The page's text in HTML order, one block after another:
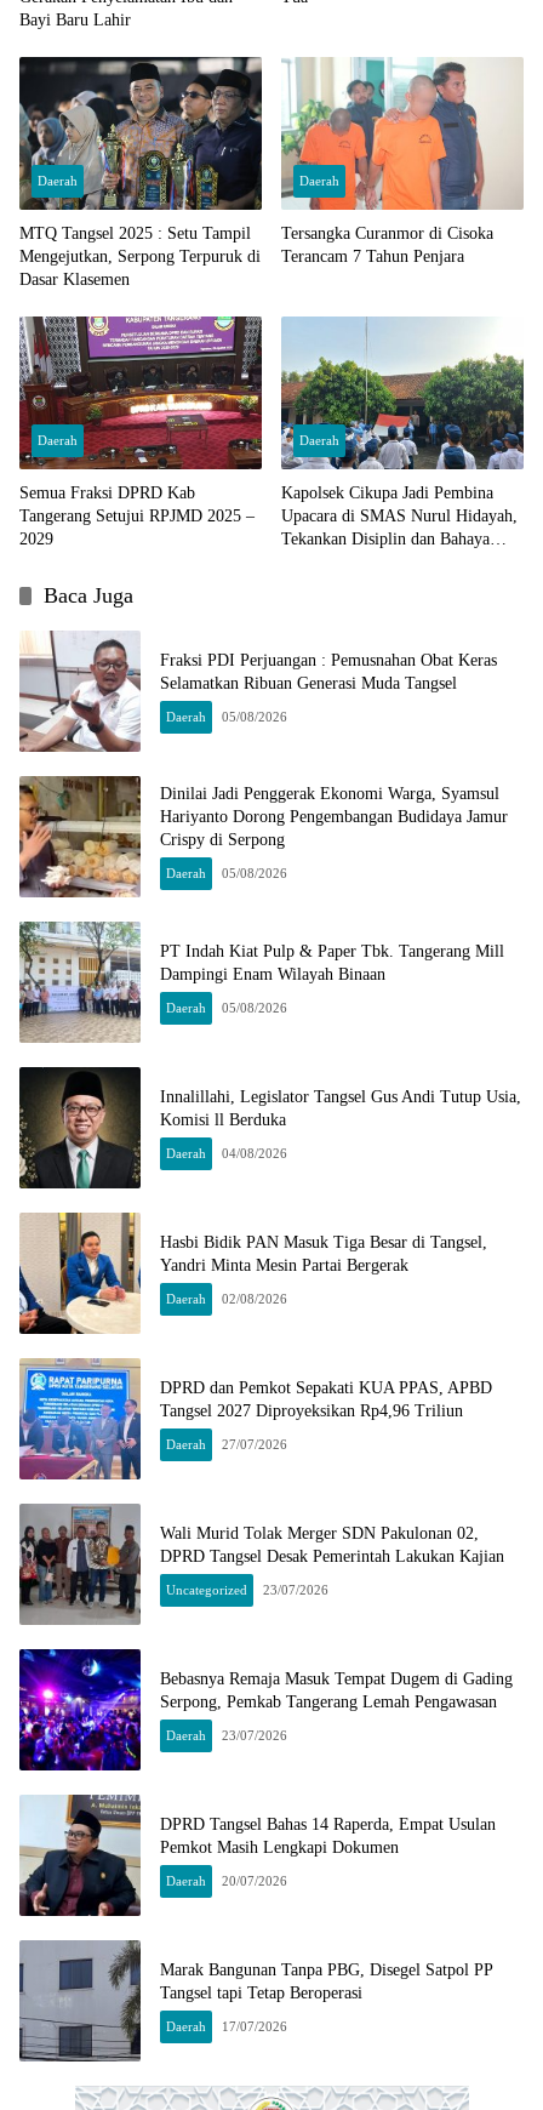
Bayi Baru Lahir
Daerah
MTQ Tangsel 2025 : Setu Tampil
Mengejutkan, Serpong Terpuruk di
Dasar Klasemen
Daerah
Tersangka Curanmor di Cisoka
Terancam 7 Tahun Penjara
Daerah
Semua Fraksi DPRD Kab
Tangerang Setujui RPJMD 2025 –
2029
Daerah
Kapolsek Cikupa Jadi Pembina
Upacara di SMAS Nurul Hidayah,
Tekankan Disiplin dan Bahaya
Baca Juga
Fraksi PDI Perjuangan : Pemusnahan Obat Keras
Selamatkan Ribuan Generasi Muda Tangsel
Daerah 05/08/2026
Dinilai Jadi Penggerak Ekonomi Warga, Syamsul
Hariyanto Dorong Pengembangan Budidaya Jamur
Crispy di Serpong
Daerah 05/08/2026
PT Indah Kiat Pulp & Paper Tbk. Tangerang Mill
Dampingi Enam Wilayah Binaan
Daerah 05/08/2026
Innalillahi, Legislator Tangsel Gus Andi Tutup Usia,
Komisi ll Berduka
Daerah 04/08/2026
Hasbi Bidik PAN Masuk Tiga Besar di Tangsel,
Yandri Minta Mesin Partai Bergerak
Daerah 02/08/2026
DPRD dan Pemkot Sepakati KUA PPAS, APBD
Tangsel 2027 Diproyeksikan Rp4,96 Triliun
Daerah 27/07/2026
Wali Murid Tolak Merger SDN Pakulonan 02,
DPRD Tangsel Desak Pemerintah Lakukan Kajian
Uncategorized 23/07/2026
Bebasnya Remaja Masuk Tempat Dugem di Gading
Serpong, Pemkab Tangerang Lemah Pengawasan
Daerah 23/07/2026
DPRD Tangsel Bahas 14 Raperda, Empat Usulan
Pemkot Masih Lengkapi Dokumen
Daerah 20/07/2026
Marak Bangunan Tanpa PBG, Disegel Satpol PP
Tangsel tapi Tetap Beroperasi
Daerah 17/07/2026